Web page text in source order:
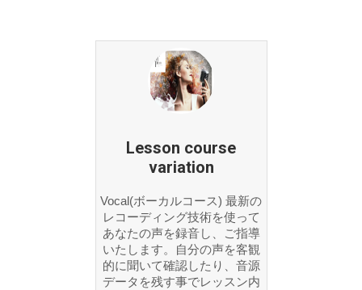
Lesson course
variation
Vocal(ボーカルコース) 最新の
レコーディング技術を使って
あなたの声を録音し、ご指導
いたします。自分の声を客観
的に聞いて確認したり、音源
データを残す事でレッスン内